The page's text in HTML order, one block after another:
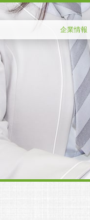
企業情報